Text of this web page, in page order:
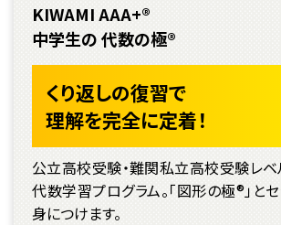
KIWAMI AAA+®
中学生の 代数の極®
くり返しの復習で
理解を完全に定着！
公立高校受験・難関私立高校受験レ
代数学習プログラム。「図形の極®」と
身につけます。